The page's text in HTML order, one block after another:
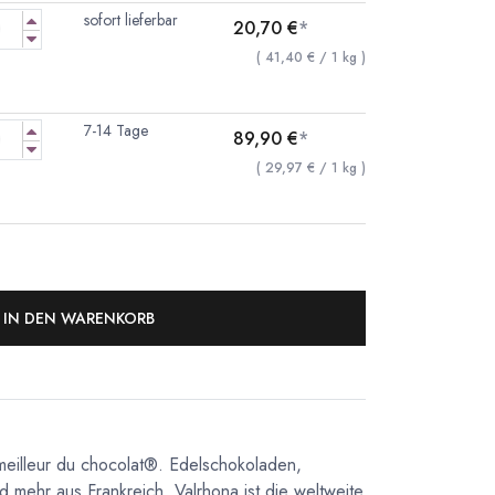
sofort lieferbar 20,70 €*
( 41,40 € / 1 kg )
7-14 Tage 89,90 €*
( 29,97 € / 1 kg )
IN DEN WARENKORB
du chocolat®. Edelschokoladen,